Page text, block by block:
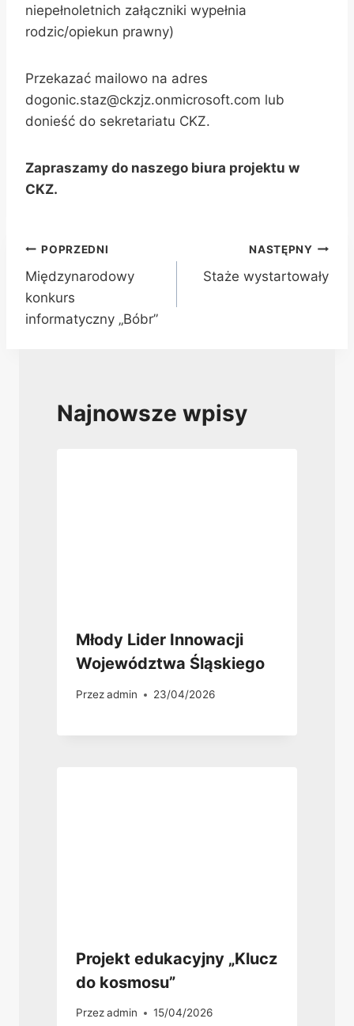
niepełnoletnich załączniki wypełnia
rodzic/opiekun prawny)
Przekazać mailowo na adres
dogonic.staz@ckzjz.onmicrosoft.com lub
donieść do sekretariatu CKZ.
Zapraszamy do naszego biura projektu w
CKZ.
Nawigacja
wpisu
POPRZEDNI
Międzynarodowy
konkurs
informatyczny „Bóbr”
NASTĘPNY
Staże wystartowały
Najnowsze wpisy
Młody Lider Innowacji
Województwa Śląskiego
Przezadmin 23/04/2026
Projekt edukacyjny „Klucz
do kosmosu”
Przezadmin 15/04/2026